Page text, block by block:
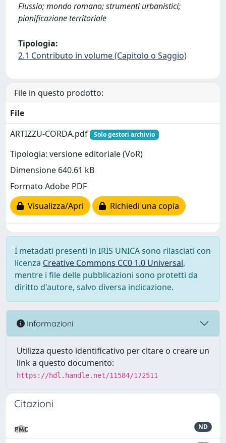
Flussio; mondo romano; strumenti urbanistici;
pianificazione territoriale
Tipologia:
2.1 Contributo in volume (Capitolo o Saggio)
File in questo prodotto:
File
ARTIZZU-CORDA.pdf
Solo gestori archivio
Tipologia: versione editoriale (VoR)
Dimensione 640.61 kB
Formato Adobe PDF
Visualizza/Apri
Richiedi una copia
I metadati presenti in IRIS UNICA sono rilasciati con
licenza Creative Commons CC0 1.0 Universal,
mentre i file delle pubblicazioni sono protetti da
diritto d'autore, salvo diversa indicazione.
Informazioni
Utilizza questo identificativo per citare o creare un
link a questo documento:
https://hdl.handle.net/11584/172511
Citazioni
ND